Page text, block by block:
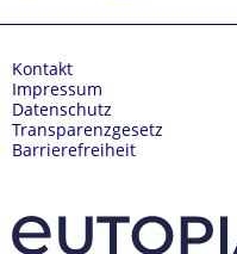
Kontakt
Impressum
Datenschutz
Transparenzgesetz
Barrierefreiheit